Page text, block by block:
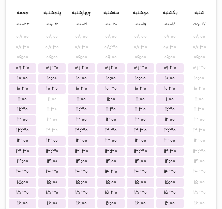
شنبه
۱۷مرداد
۰۸:۰۰
۰۸:۳۰
۰۹:۰۰
۰۹:۳۰
۱۰:۰۰
۱۰:۳۰
۱۱:۰۰
۱۱:۳۰
۱۲:۰۰
۱۲:۳۰
۱۳:۰۰
۱۳:۳۰
۱۴:۰۰
۱۴:۳۰
۱۵:۰۰
۱۵:۳۰
۱۶:۰۰
یکشنبه
۱۸مرداد
۰۸:۰۰
۰۸:۳۰
۰۹:۰۰
۰۹:۳۰
۱۰:۰۰
۱۰:۳۰
۱۱:۰۰
۱۱:۳۰
۱۲:۰۰
۱۲:۳۰
۱۳:۰۰
۱۳:۳۰
۱۴:۰۰
۱۴:۳۰
۱۵:۰۰
۱۵:۳۰
۱۶:۰۰
دوشنبه
۱۹مرداد
۰۸:۰۰
۰۸:۳۰
۰۹:۰۰
۰۹:۳۰
۱۰:۰۰
۱۰:۳۰
۱۱:۰۰
۱۱:۳۰
۱۲:۰۰
۱۲:۳۰
۱۳:۰۰
۱۳:۳۰
۱۴:۰۰
۱۴:۳۰
۱۵:۰۰
۱۵:۳۰
۱۶:۰۰
سه‌شنبه
۲۰مرداد
۰۸:۰۰
۰۸:۳۰
۰۹:۰۰
۰۹:۳۰
۱۰:۰۰
۱۰:۳۰
۱۱:۰۰
۱۱:۳۰
۱۲:۰۰
۱۲:۳۰
۱۳:۰۰
۱۳:۳۰
۱۴:۰۰
۱۴:۳۰
۱۵:۰۰
۱۵:۳۰
۱۶:۰۰
چهارشنبه
۲۱مرداد
۰۸:۰۰
۰۸:۳۰
۰۹:۰۰
۰۹:۳۰
۱۰:۰۰
۱۰:۳۰
۱۱:۰۰
۱۱:۳۰
۱۲:۰۰
۱۲:۳۰
۱۳:۰۰
۱۳:۳۰
۱۴:۰۰
۱۴:۳۰
۱۵:۰۰
۱۵:۳۰
۱۶:۰۰
پنجشنبه
۲۲مرداد
۰۸:۰۰
۰۸:۳۰
۰۹:۰۰
۰۹:۳۰
۱۰:۰۰
۱۰:۳۰
۱۱:۰۰
۱۱:۳۰
۱۲:۰۰
۱۲:۳۰
۱۳:۰۰
۱۳:۳۰
۱۴:۰۰
۱۴:۳۰
۱۵:۰۰
۱۵:۳۰
۱۶:۰۰
جمعه
۲۳مرداد
۰۸:۰۰
۰۸:۳۰
۰۹:۰۰
۰۹:۳۰
۱۰:۰۰
۱۰:۳۰
۱۱:۰۰
۱۱:۳۰
۱۲:۰۰
۱۲:۳۰
۱۳:۰۰
۱۳:۳۰
۱۴:۰۰
۱۴:۳۰
۱۵:۰۰
۱۵:۳۰
۱۶:۰۰